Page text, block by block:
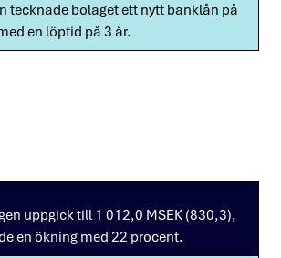
tecknade bolaget ett nytt banklån på
en löptid på 3 år.
uppgick till 1 012,0 MSEK (830,3),
en ökning med 22 procent.